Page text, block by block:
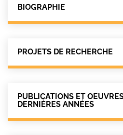
BIOGRAPHIE
PROJETS DE RECHERCHE
PUBLICATIONS ET
DERNIÈRES ANNÉES